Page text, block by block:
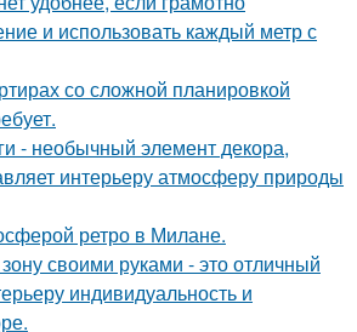
и использовать каждый метр с
со сложной планировкой
- необычный элемент декора,
интерьеру атмосферу природы
ретро в Милане.
зону своими руками - это отличный
индивидуальность и